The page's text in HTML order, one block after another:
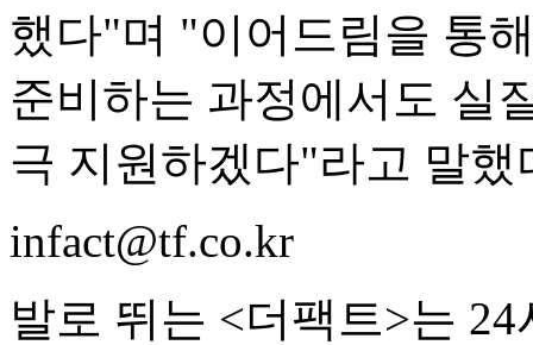
했다"며 "이어드림을 통
준비하는 과정에서도 실
극 지원하겠다"라고 말했
infact@tf.co.kr
발로 뛰는 <더팩트>는